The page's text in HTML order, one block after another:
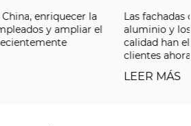
los paneles compuestos de
automotrices de primera
el listón en los últimos años, y los
un nivel...